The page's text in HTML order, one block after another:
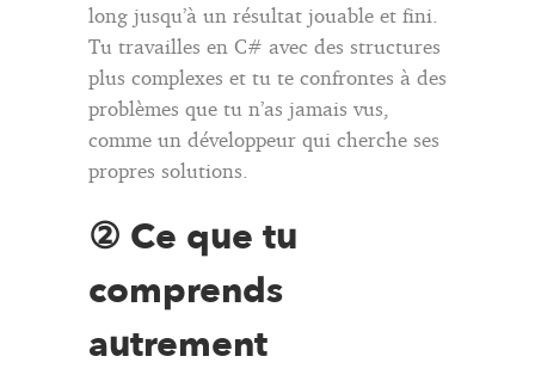
long jusqu’à un résultat jouable et fini.
Tu travailles en C# avec des structures
plus complexes et tu te confrontes à des
problèmes que tu n’as jamais vus,
comme un développeur qui cherche ses
propres solutions.
② Ce que tu
comprends
autrement